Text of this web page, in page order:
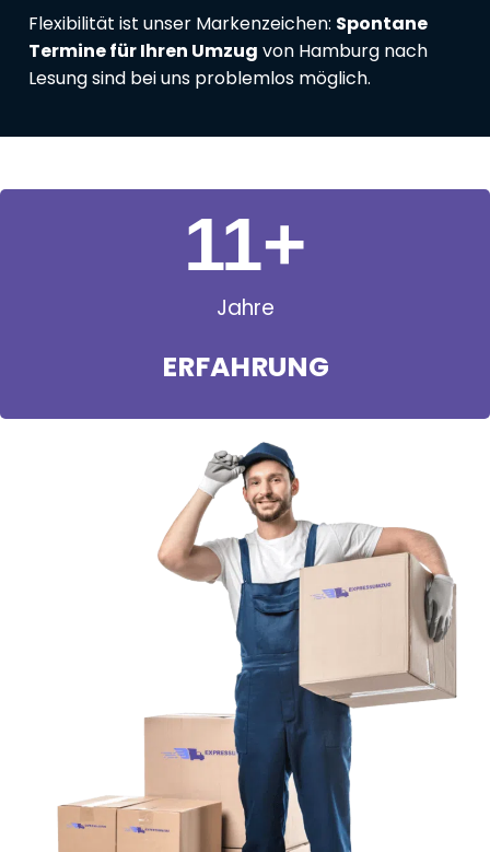
Flexibilität ist unser Markenzeichen: Spontane
Termine für Ihren Umzug von Hamburg nach
Lesung sind bei uns problemlos möglich.
Jahre
ERFAHRUNG
11+